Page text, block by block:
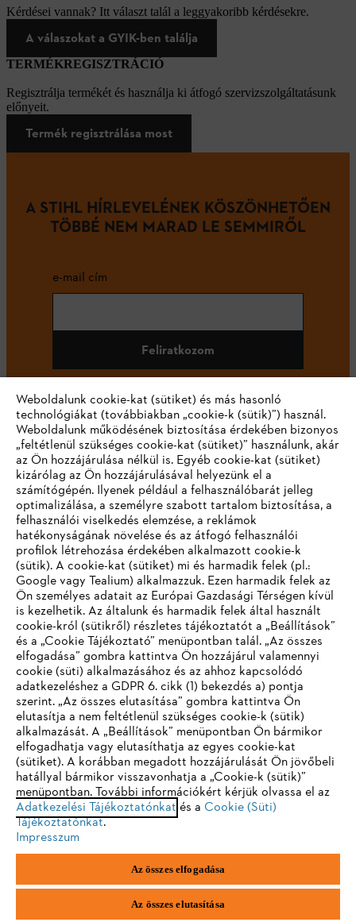
Kérdései vannak? Itt választ talál a leggyakoribb kérdésekre.
A válaszokat a GYIK-ben találja
TERMÉKREGISZTRÁCIÓ
Regisztrálja termékét és használja ki átfogó szervizszolgáltatásunk
előnyeit.
Termék regisztrálása most
A STIHL HÍRLEVELÉNEK KÖSZÖNHETŐEN
TÖBBÉ NEM MARAD LE SEMMIRŐL
e-mail cím
Feliratkozom
#STIHL
Vállalat
STIHL GYIK
Szerviz
Adatvédelem Impresszum Cookie tájékoztató
Jogi információk
Andreas Stihl Kereskedelmi Kft.
Székhely: H-2051 Biatorbágy-Budapark
IHR BROWSER WIRD NICHT
UNTERSTÜTZT
Sie nutzen einen Browser, den wir noch nicht unterstützen. Für
eine optimale Nutzung unserer Seite empfehlen wir Ihnen, zu
einem der folgenden Browser zu wechseln:
Firefox Chrome
Weboldalunk cookie-kat (sütiket) és más hasonló
technológiákat (továbbiakban „cookie-k (sütik)”) használ.
Weboldalunk működésének biztosítása érdekében bizonyos
„feltétlenül szükséges cookie-kat (sütiket)” használunk, akár
az Ön hozzájárulása nélkül is. Egyéb cookie-kat (sütiket)
kizárólag az Ön hozzájárulásával helyezünk el a
számítógépén. Ilyenek például a felhasználóbarát jelleg
optimalizálása, a személyre szabott tartalom biztosítása, a
felhasználói viselkedés elemzése, a reklámok
hatékonyságának növelése és az átfogó felhasználói
profilok létrehozása érdekében alkalmazott cookie-k
(sütik). A cookie-kat (sütiket) mi és harmadik felek (pl.:
Google vagy Tealium) alkalmazzuk. Ezen harmadik felek az
Ön személyes adatait az Európai Gazdasági Térségen kívül
is kezelhetik. Az általunk és harmadik felek által használt
cookie-król (sütikről) részletes tájékoztatót a „Beállítások”
és a „Cookie Tájékoztató” menüpontban talál. „Az összes
elfogadása” gombra kattintva Ön hozzájárul valamennyi
cookie (süti) alkalmazásához és az ahhoz kapcsolódó
adatkezeléshez a GDPR 6. cikk (1) bekezdés a) pontja
szerint. „Az összes elutasítása” gombra kattintva Ön
elutasítja a nem feltétlenül szükséges cookie-k (sütik)
alkalmazását. A „Beállítások” menüpontban Ön bármikor
elfogadhatja vagy elutasíthatja az egyes cookie-kat
(sütiket). A korábban megadott hozzájárulását Ön jövőbeli
hatállyal bármikor visszavonhatja a „Cookie-k (sütik)”
menüpontban. További információkért kérjük olvassa el az
Adatkezelési Tájékoztatónkat és a Cookie (Süti)
Tájékoztatónkat.
Impresszum
Az összes elfogadása
Az összes elutasítása